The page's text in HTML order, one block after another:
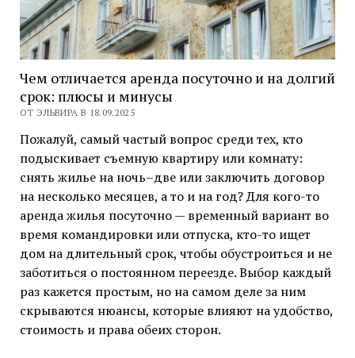
Чем отличается аренда посуточно и на долгий
срок: плюсы и минусы
ОТ ЭЛЬВИРА В 18.09.2025
Пожалуй, самый частый вопрос среди тех, кто
подыскивает съемную квартиру или комнату:
снять жилье на ночь–две или заключить договор
на несколько месяцев, а то и на год? Для кого-то
аренда жилья посуточно — временный вариант во
время командировки или отпуска, кто-то ищет
дом на длительный срок, чтобы обустроиться и не
заботиться о постоянном переезде. Выбор каждый
раз кажется простым, но на самом деле за ним
скрываются нюансы, которые влияют на удобство,
стоимость и права обеих сторон.